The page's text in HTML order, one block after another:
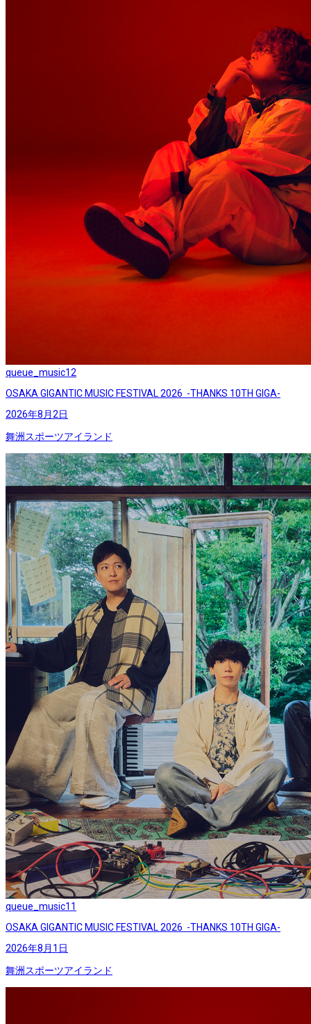
queue_music12
OSAKA GIGANTIC MUSIC FESTIVAL 2026 -THANKS 10TH GIGA-
2026年8月2日
舞洲スポーツアイランド
queue_music11
OSAKA GIGANTIC MUSIC FESTIVAL 2026 -THANKS 10TH GIGA-
2026年8月1日
舞洲スポーツアイランド